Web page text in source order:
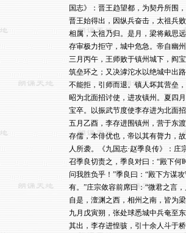
国志》：晋王趋望都，为契丹所围
晋王始得出，因纵兵奋击，太祖兵
相属，太祖乃归。是月，梁将戴思
存审极力拒守，城中危急。帝自幽
三月丙午，王师败于镇州城下，阎
筑垒环之；又决滹沱水以绝城中出
不能拒，引师而退。镇人坏其营垒
昭为北面招讨使，进攻镇州。夏四
宝卒。以振武节度使李存进为北面
五月乙酉，李存进围镇州，营于东
存儒，本俳优也，帝以其有膂力，
人所袭。《九国志·赵季良传》：
召季良切责之，季良对曰：“殿下何
问我胜负乎！”季良曰：“殿下方谋
有。”庄宗敛容前席曰：“微君之言
自是，澶渊之西，相州之南，皆为
九月戊寅朔，张处球悉城中兵奄至
其出，李存进惶骇，引十余人斗于